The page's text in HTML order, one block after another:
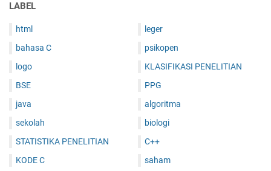
LABEL
html
bahasa C
logo
BSE
java
sekolah
STATISTIKA PENELITIAN
KODE C
leger
psikopen
KLASIFIKASI PENELITIAN
PPG
algoritma
biologi
C++
saham